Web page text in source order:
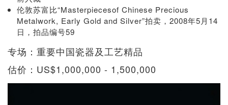
伦敦苏富比“Masterpiecesof Chinese Precious
Metalwork, Early Gold and Silver”拍卖，2008年5月14
日，拍品编号59
专场：重要中国瓷器及工艺精品
估价：US$1,000,000 - 1,500,000